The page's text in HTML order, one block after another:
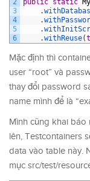
3
4
5
6
.
.
.
.withReuse(
Mặc định thì
user “root” và
thay đổi password
name mình để là
Mình cũng khai báo
lên, Testcontainers
data vào table này.
mục src/test/